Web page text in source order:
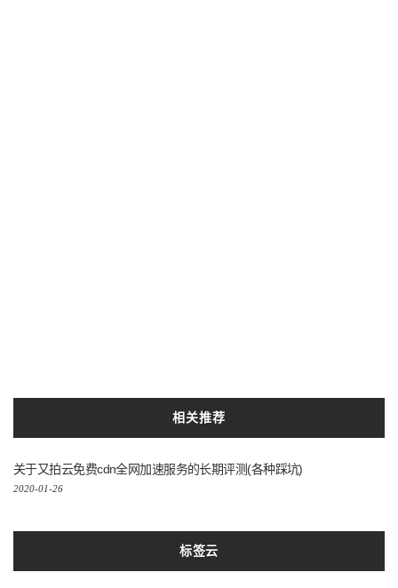
相关推荐
关于又拍云免费cdn全网加速服务的长期评测(各种踩坑)
2020-01-26
标签云